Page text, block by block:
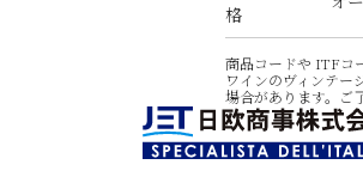
格
商品コードや ITFコ
ワインのヴィンテー
場合があります。ご